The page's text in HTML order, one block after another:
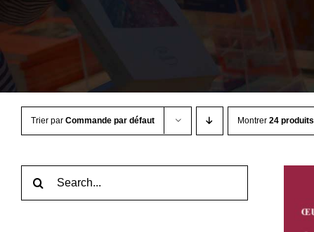
Trier par Commande par défaut Montrer 24 produits